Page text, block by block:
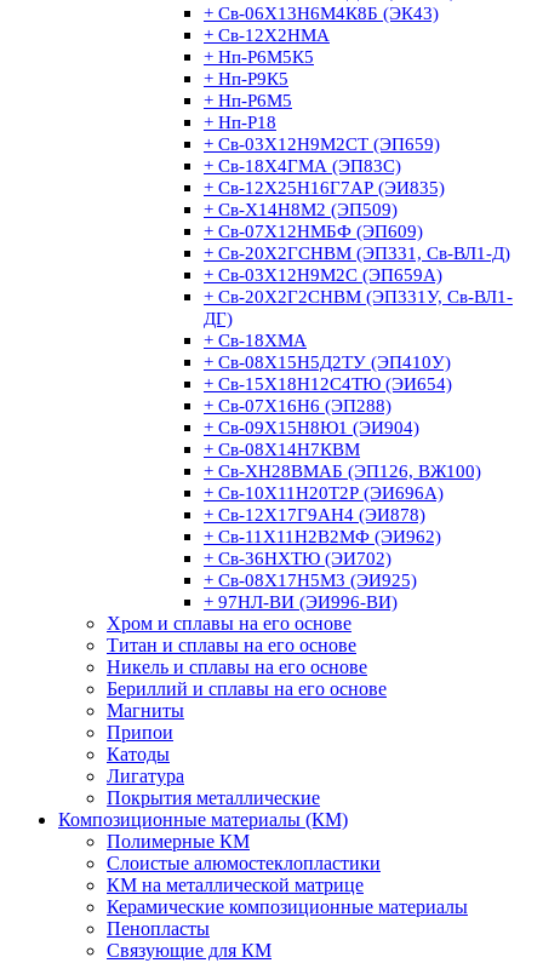
+ Св-06Х13Н6М4К8Б (ЭК43)
+ Св-12Х2НМА
+ Нп-Р6М5К5
+ Нп-Р9К5
+ Нп-Р6М5
+ Нп-Р18
+ Св-03Х12Н9М2СТ (ЭП659)
+ Св-18Х4ГМА (ЭП83С)
+ Св-12Х25Н16Г7АР (ЭИ835)
+ Св-Х14Н8М2 (ЭП509)
+ Св-07Х12НМБФ (ЭП609)
+ Св-20Х2ГСНВМ (ЭП331, Св-ВЛ1-Д)
+ Св-03Х12Н9М2С (ЭП659А)
+ Св-20Х2Г2СНВМ (ЭП331У, Св-ВЛ1-
ДГ)
+ Св-18ХМА
+ Св-08Х15Н5Д2ТУ (ЭП410У)
+ Св-15Х18Н12С4ТЮ (ЭИ654)
+ Св-07Х16Н6 (ЭП288)
+ Св-09Х15Н8Ю1 (ЭИ904)
+ Св-08Х14Н7КВМ
+ Св-ХН28ВМАБ (ЭП126, ВЖ100)
+ Св-10Х11Н20Т2Р (ЭИ696А)
+ Св-12Х17Г9АН4 (ЭИ878)
+ Св-11Х11Н2В2МФ (ЭИ962)
+ Св-36НХТЮ (ЭИ702)
+ Св-08Х17Н5М3 (ЭИ925)
+ 97НЛ-ВИ (ЭИ996-ВИ)
Хром и сплавы на его основе
Титан и сплавы на его основе
Никель и сплавы на его основе
Бериллий и сплавы на его основе
Магниты
Припои
Катоды
Лигатура
Покрытия металлические
Композиционные материалы (КМ)
Полимерные КМ
Слоистые алюмостеклопластики
КМ на металлической матрице
Керамические композиционные материалы
Пенопласты
Связующие для КМ